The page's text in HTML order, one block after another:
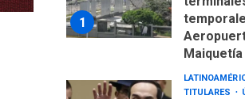
1
Maiquetía
TITULARES